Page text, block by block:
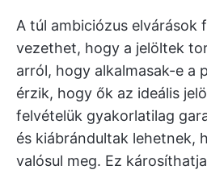
A túl ambiciózus elvárások
vezethet, hogy a jelöltek
arról, hogy alkalmasak-e a
érzik, hogy ők az ideális
felvételük gyakorlatilag
és kiábrándultak lehetnek,
valósul meg. Ez